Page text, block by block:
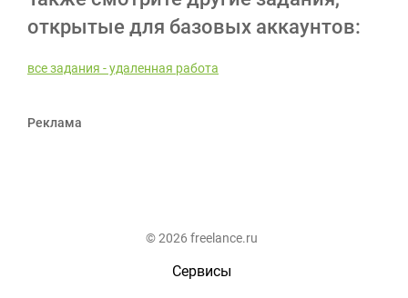
открытые для базовых аккаунтов:
все задания - удаленная работа
Реклама
© 2026 freelance.ru
Сервисы